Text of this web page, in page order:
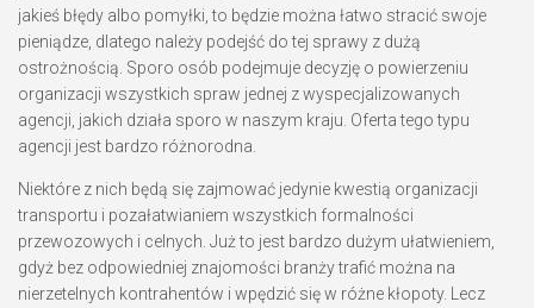
jakieś błędy albo pomyłki, to będzie można łatwo stracić swoje
pieniądze, dlatego należy podejść do tej sprawy z dużą
ostrożnością. Sporo osób podejmuje decyzję o powierzeniu
organizacji wszystkich spraw jednej z wyspecjalizowanych
agencji, jakich działa sporo w naszym kraju. Oferta tego typu
agencji jest bardzo różnorodna.
Niektóre z nich będą się zajmować jedynie kwestią organizacji
transportu i pozałatwianiem wszystkich formalności
przewozowych i celnych. Już to jest bardzo dużym ułatwieniem,
gdyż bez odpowiedniej znajomości branży trafić można na
nierzetelnych kontrahentów i wpędzić się w różne kłopoty. Lecz